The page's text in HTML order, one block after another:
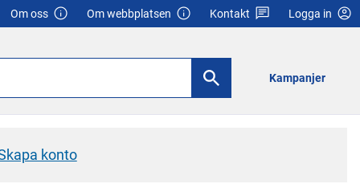
Om oss Om webbplatsen Kontakt Logga in
Kampanjer
konto